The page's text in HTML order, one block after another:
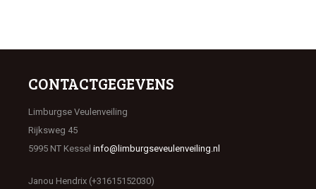
CONTACTGEGEVENS
Limburgse Veulenveiling
Rijksweg 45
5995 NT Kessel info@limburgseveulenveiling.nl
Janou Hendrix (+31615152030)